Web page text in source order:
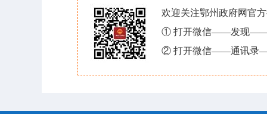
欢迎关注鄂州政府网官
① 打开微信——发现——
② 打开微信——通讯录